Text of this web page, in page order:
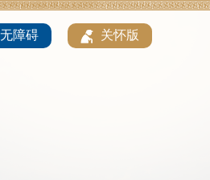
无障碍 关怀版